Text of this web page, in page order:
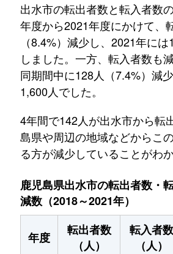
出水市の転出者数と転入者数
年度から2021年度にかけて、
（8.4%）減少し、2021年に
しました。一方、転入者数も
同期間中に128人（7.4%）減
1,600人でした。
4年間で142人が出水市から転
島県や周辺の地域などからこ
る方が減少していることがわか
鹿児島県出水市の転出者数・
減数（2018～2021年）
年度
転出者数
（人）
転入者数
（人）